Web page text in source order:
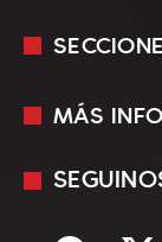
En Vivo
MÁS
Mediakit
Términos y